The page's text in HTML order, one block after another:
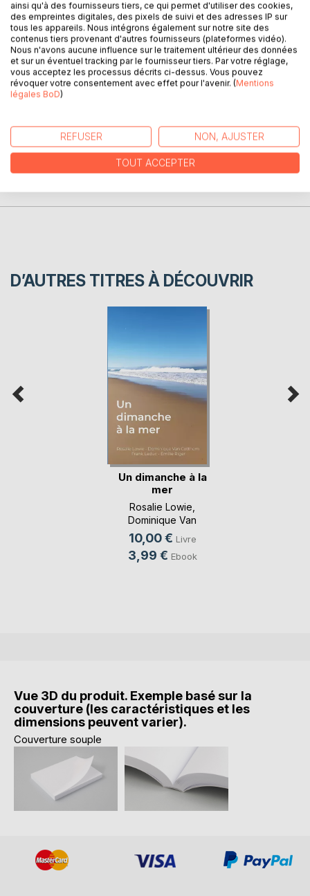
Roman fantastique où s'affrontent légendes tibétaines et
conspirations de politique chinoise, dans un contexte
lycéen déstabilisant pour un héros de dix-huit ans qui devra
choisir de tuer et aimer.
CRITIQUES PRESSE
D’AUTRES TITRES À DÉCOUVRIR
Un dimanche à la
mer
Rosalie Lowie
Dominique Van
Cotthem
10,00 € Livre
3,99 € Ebook
Vue 3D du produit. Exemple basé sur la
couverture (les caractéristiques et les
dimensions peuvent varier).
Couverture souple
ainsi qu'à des fournisseurs tiers, ce qui permet d'utiliser des cookies,
des empreintes digitales, des pixels de suivi et des adresses IP sur
tous les appareils. Nous intégrons également sur notre site des
contenus tiers provenant d'autres fournisseurs (plateformes vidéo).
Nous n'avons aucune influence sur le traitement ultérieur des données
et sur un éventuel tracking par le fournisseur tiers. Par votre réglage,
vous acceptez les processus décrits ci-dessus. Vous pouvez
révoquer votre consentement avec effet pour l'avenir. (Mentions
légales BoD)
REFUSER NON, AJUSTER
TOUT ACCEPTER